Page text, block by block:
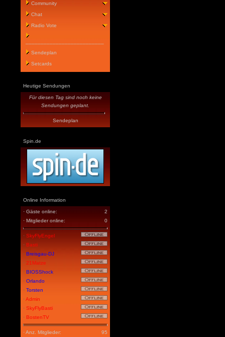
Community
Chat
Radio Vote
Sendeplan
Setcards
Heutige Sendungen
Für diesen Tag sind noch keine
Sendungen geplant.
Sendeplan
Spin.de
Online Information
· Gäste online:
2
· Mitglieder online:
0
·SkyFlyEngel
·Basti
·Breisgau-DJ
· 21Matze
·BIOSShock
·Orlando
·Torsten
·Admin
·SkyFlyBasti
· BostenTV
· Anz. Mitglieder:
95